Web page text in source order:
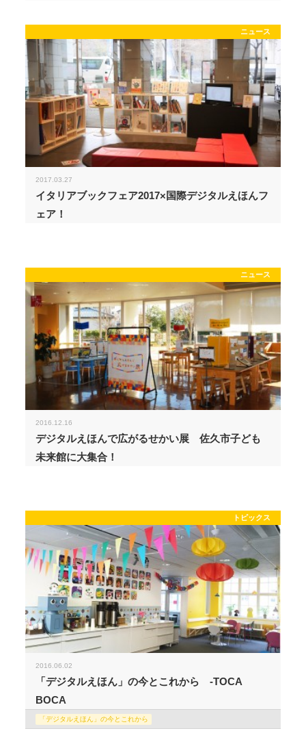
ニュース
2017.03.27
イタリアブックフェア2017×国際デジタルえほんフ
ェア！
ニュース
2016.12.16
デジタルえほんで広がるせかい展 佐久市子ども
未来館に大集合！
トピックス
2016.06.02
「デジタルえほん」の今とこれから -TOCA
BOCA
「デジタルえほん」の今とこれから